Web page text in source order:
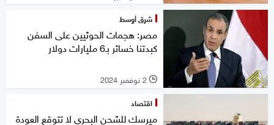
شرق أوسط
مصر: هجمات الحوثيين على السفن
كبدتنا خسائر بـ6 مليارات دولار
l 2 نوفمبر 2024
اقتصاد
ميرسك للشحن البحري لا تتوقع العودة